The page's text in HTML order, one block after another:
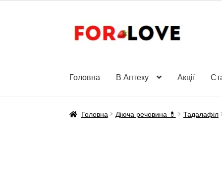
Перейти
до
Перейти
до
Головна В Аптеку Акції
Головна Діюча речовина 💊 Тадалафіл